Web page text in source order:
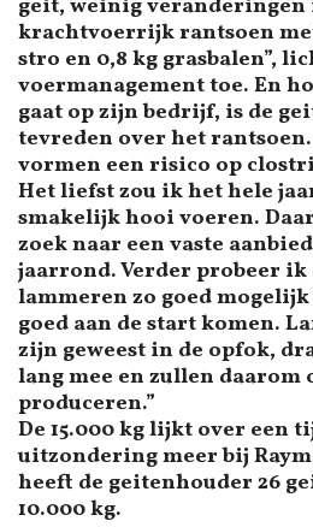
geit, weinig veranderingen
krachtvoerrijk rantsoen
stro en 0,8 kg grasbalen”,
voermanagement toe. En
gaat op zijn bedrijf, is de
tevreden over het rantsoen.
vormen een risico op
Het liefst zou ik het hele
smakelijk hooi voeren.
zoek naar een vaste
jaarrond. Verder probeer ik
lammeren zo goed mogelijk
goed aan de start komen.
zijn geweest in de opfok,
lang mee en zullen daarom
produceren.”
De 15.000 kg lijkt over een
uitzondering meer bij
heeft de geitenhouder 26
10.000 kg.